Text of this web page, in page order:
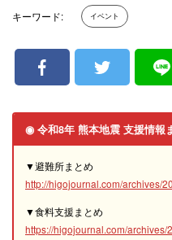
キーワード: イベント
◉ 令和8年 熊本地震 支援情報
▼避難所まとめ
http://higojournal.com/archives/
▼食料支援まとめ
https://higojournal.com/